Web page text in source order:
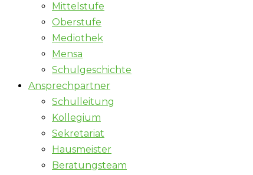
Mittelstufe
Oberstufe
Mediothek
Mensa
Schulgeschichte
Ansprechpartner
Schulleitung
Kollegium
Sekretariat
Hausmeister
Beratungsteam